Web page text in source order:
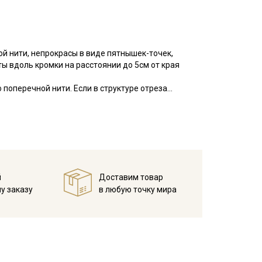
нити, непрокрасы в виде пятнышек-точек,
вдоль кромки на расстоянии до 5см от края
нити. Если в структуре отреза
исправление выполняют пропариванием. В
вид, не вытягивается после стирок, легко
заказу
Доставим товар
в любую точку мира